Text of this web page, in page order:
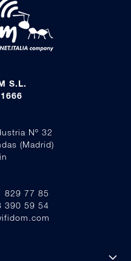
S.L.
Nº 32
(Madrid)
829 77 85
390 59 54